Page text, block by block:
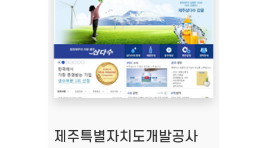
제주특별자치도개발공사